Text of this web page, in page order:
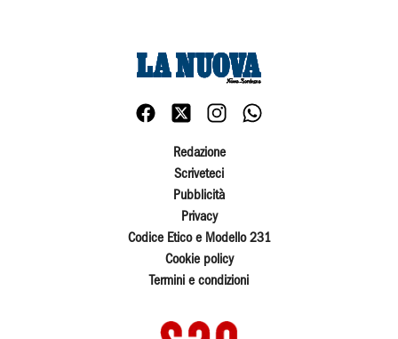
Redazione
Scriveteci
Pubblicità
Privacy
Codice Etico e Modello 231
Cookie policy
Termini e condizioni